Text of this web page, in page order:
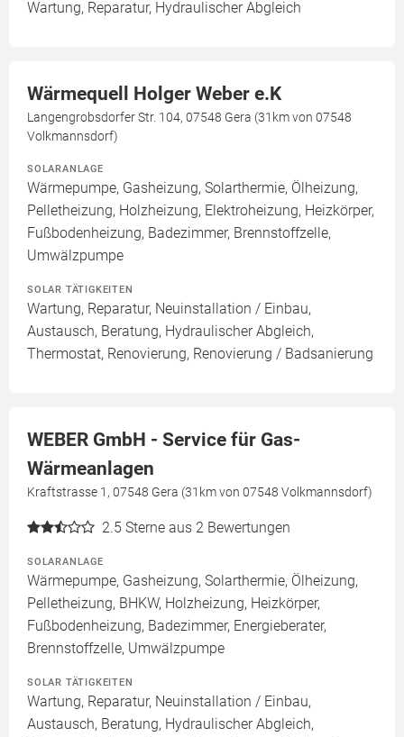
Wartung, Reparatur, Hydraulischer Abgleich
Wärmequell Holger Weber e.K
Langengrobsdorfer Str. 104, 07548 Gera (31km von 07548
Volkmannsdorf)
SOLARANLAGE
Wärmepumpe, Gasheizung, Solarthermie, Ölheizung,
Pelletheizung, Holzheizung, Elektroheizung, Heizkörper,
Fußbodenheizung, Badezimmer, Brennstoffzelle,
Umwälzpumpe
SOLAR TÄTIGKEITEN
Wartung, Reparatur, Neuinstallation / Einbau,
Austausch, Beratung, Hydraulischer Abgleich,
Thermostat, Renovierung, Renovierung / Badsanierung
WEBER GmbH - Service für Gas-
Wärmeanlagen
Kraftstrasse 1, 07548 Gera (31km von 07548 Volkmannsdorf)
2.5 Sterne aus 2 Bewertungen
SOLARANLAGE
Wärmepumpe, Gasheizung, Solarthermie, Ölheizung,
Pelletheizung, BHKW, Holzheizung, Heizkörper,
Fußbodenheizung, Badezimmer, Energieberater,
Brennstoffzelle, Umwälzpumpe
SOLAR TÄTIGKEITEN
Wartung, Reparatur, Neuinstallation / Einbau,
Austausch, Beratung, Hydraulischer Abgleich,